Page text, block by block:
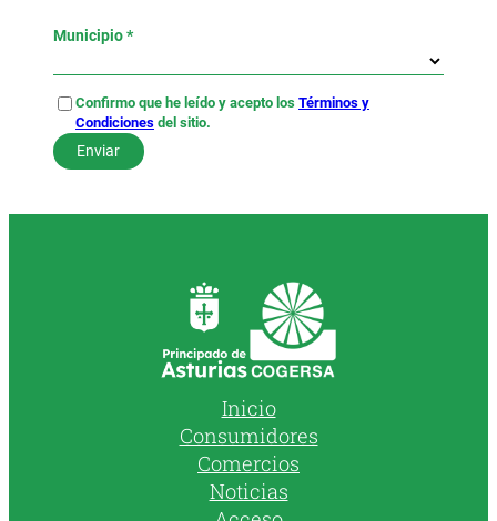
Municipio *
Confirmo que he leído y acepto los Términos y
Condiciones del sitio.
Inicio
Consumidores
Comercios
Noticias